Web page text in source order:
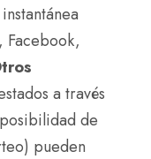
a través
de
pueden